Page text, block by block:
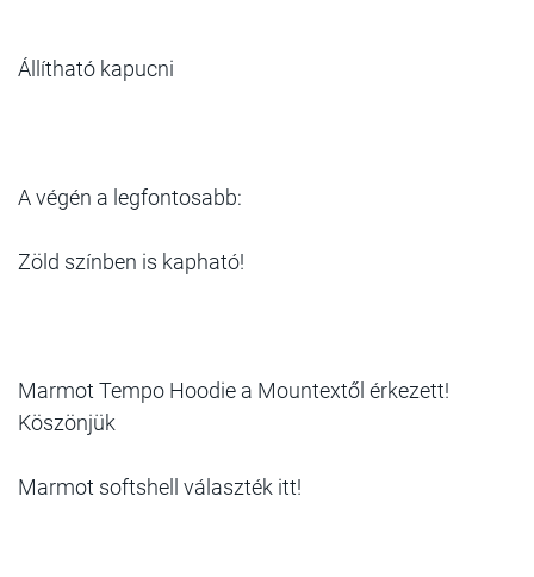
Állítható kapucni
A végén a legfontosabb:
Zöld színben is kapható!
Marmot Tempo Hoodie a Mountextől érkezett!
Köszönjük
Marmot softshell választék itt!